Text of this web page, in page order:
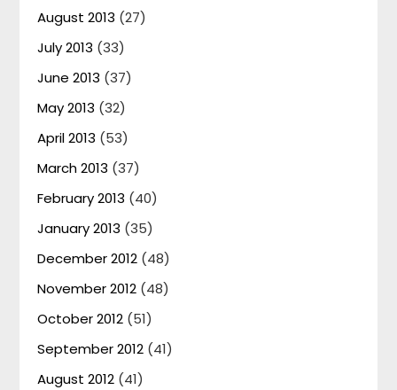
August 2013 (27)
July 2013 (33)
June 2013 (37)
May 2013 (32)
April 2013 (53)
March 2013 (37)
February 2013 (40)
January 2013 (35)
December 2012 (48)
November 2012 (48)
October 2012 (51)
September 2012 (41)
August 2012 (41)